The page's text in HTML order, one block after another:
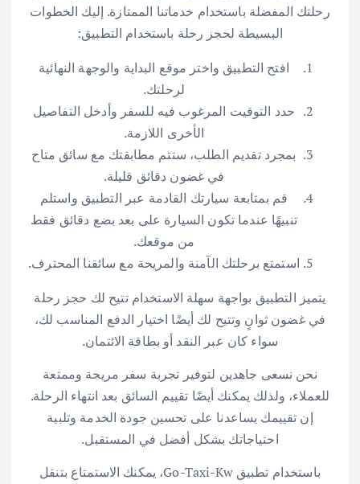
رحلتك المفضلة باستخدام خدماتنا الممتازة. إليك الخطوات
البسيطة لحجز رحلة باستخدام التطبيق:
افتح التطبيق واختر موقع البداية والوجهة النهائية
لرحلتك.
حدد التوقيت المرغوب فيه للسفر وأدخل التفاصيل
الأخرى اللازمة.
بمجرد تقديم الطلب، ستتم مطابقتك مع سائق متاح
في غضون دقائق قليلة.
قم بمتابعة سيارتك القادمة عبر التطبيق واستلم
تنبيهًا عندما تكون السيارة على بعد بضع دقائق فقط
من موقعك.
استمتع برحلتك الآمنة والمريحة مع سائقنا المحترف.
يتميز التطبيق بواجهة سهلة الاستخدام تتيح لك حجز رحلة
في غضون ثوانٍ وتتيح لك أيضًا اختيار الدفع المناسب لك،
سواء كان عبر النقد أو بطاقة الائتمان.
نحن نسعى جاهدين لتوفير تجربة سفر مريحة وممتعة
للعملاء، ولذلك يمكنك أيضًا تقييم السائق بعد انتهاء الرحلة.
إن تقييمك يساعدنا على تحسين جودة الخدمة وتلبية
احتياجاتك بشكل أفضل في المستقبل.
باستخدام تطبيق Go-Taxi-Kw، يمكنك الاستمتاع بتنقل